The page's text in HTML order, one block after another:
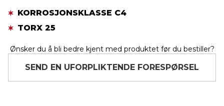
KORROSJONSKLASSE C4
TORX 25
Ønsker du å bli bedre kjent med produktet før du bestiller?
SEND EN UFORPLIKTENDE FORESPØRSEL